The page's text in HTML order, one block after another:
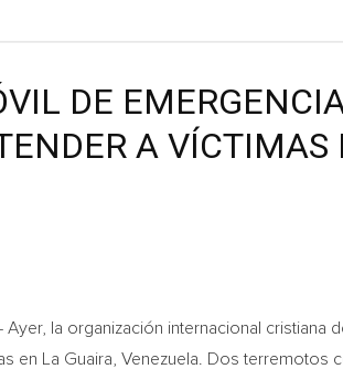
DE
A VÍCTIMAS
la organización internacional cristiana
en La Guaira, Venezuela. Dos terremotos